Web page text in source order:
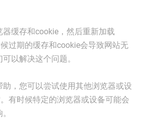
缓存和cookie，然后重新加载
过期的缓存和cookie会导致网站无
以解决这个问题。
，您可以尝试使用其他浏览器或设
有时候特定的浏览器或设备可能会